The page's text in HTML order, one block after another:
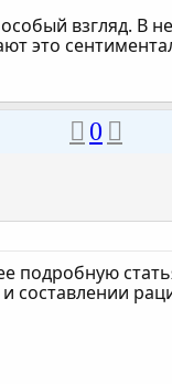
взгляд. В
это
0
подробную
составлении